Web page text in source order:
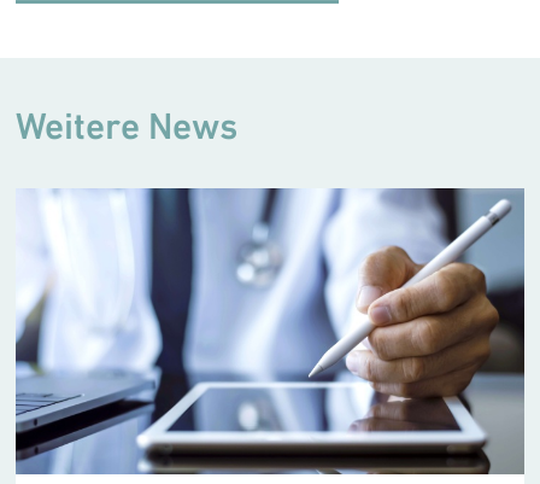
Weitere News